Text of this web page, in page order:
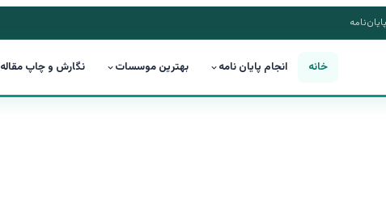
خانه انجام پایان نامه بهترین موسسات نگارش و چاپ مقاله